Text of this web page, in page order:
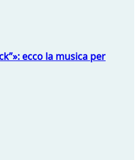
ecco la musica per